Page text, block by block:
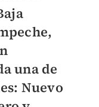
una de
Nuevo